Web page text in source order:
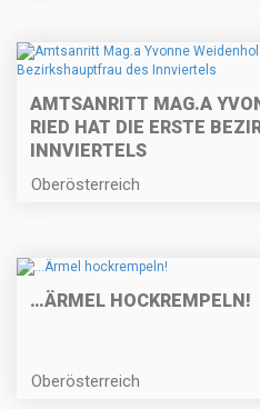
AMTSANRITT MAG.A
RIED HAT DIE ERSTE
INNVIERTELS
Oberösterreich
…ÄRMEL HOCKREMPELN!
Oberösterreich